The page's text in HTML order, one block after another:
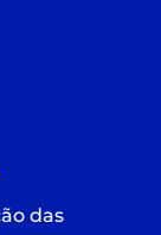
das